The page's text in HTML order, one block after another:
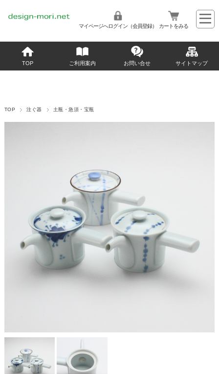
マイページへログイン（会員登録） カートをみる
TOP ご利用案内 お問い合せ サイトマップ
TOP 注ぐ器 土瓶・急須・宝瓶